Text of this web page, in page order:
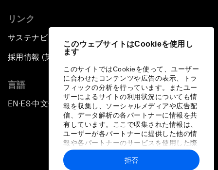
このウェブサイトはCookieを使用し
ます
このサイトではCookieを使って、ユーザー
に合わせたコンテンツや広告の表示、トラ
フィックの分析を行っています。またユー
ザーによるサイトの利用状況についても情
報を収集し、ソーシャルメディアや広告配
信、データ解析の各パートナーに情報を共
有しています。ここで収集された情報は、
ユーザーが各パートナーに提供した他の情
報や各パートナーのサービスを使用した際
に収集された情報と組み合わされ、各パー
トナーによって使用されることがありま
拒否
リンク
サステナビリティへの取り組み
採用情報 (英語のみ)
言語
EN ▪ES▪中文▪ 日本語